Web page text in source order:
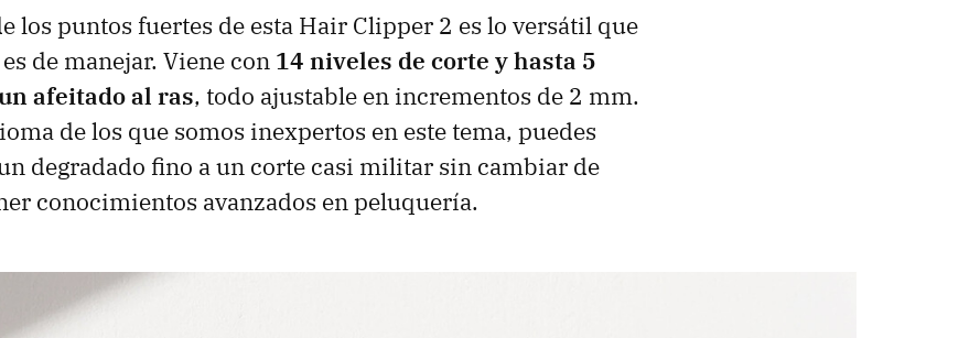
los puntos fuertes de esta Hair Clipper 2 es lo versátil que
de manejar. Viene con 14 niveles de corte y hasta 5
afeitado al ras, todo ajustable en incrementos de 2 mm.
de los que somos inexpertos en este tema, puedes
degradado fino a un corte casi militar sin cambiar de
conocimientos avanzados en peluquería.